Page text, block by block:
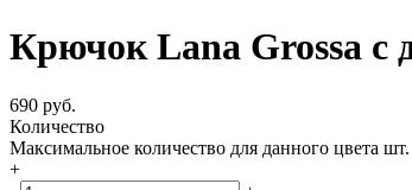
Крючок Lana Grossa с
690 руб.
Количество
Максимальное количество для данного цвета шт.
+